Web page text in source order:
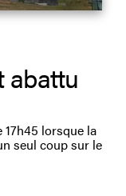
abattu
lorsque la
seul coup sur le